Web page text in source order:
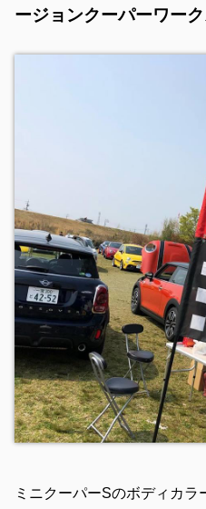
ージョンクーパーワー
ミニクーパーSのボディカ